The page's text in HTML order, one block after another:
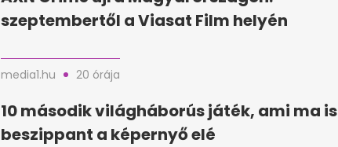
szeptembertől a Viasat Film helyén
media1.hu 20 órája
10 második világháborús játék, ami ma is
beszippant a képernyő elé